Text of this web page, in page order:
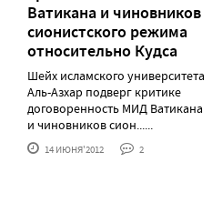
Ватикана и чиновников
сионистского режима
относительно Кудса
Шейх исламского университета
Аль-Азхар подверг критике
договоренность МИД Ватикана
и чиновников сион......
14 ИЮНЯ'2012 2